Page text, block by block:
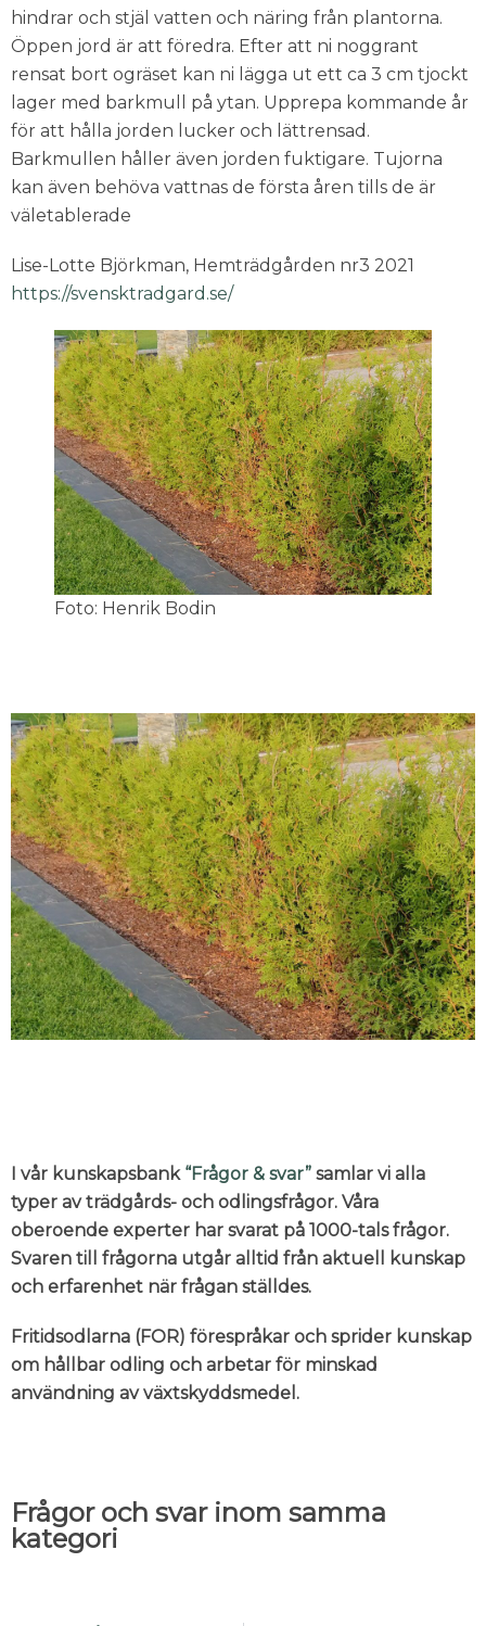
hindrar och stjäl vatten och näring från plantorna.
Öppen jord är att föredra. Efter att ni noggrant
rensat bort ogräset kan ni lägga ut ett ca 3 cm tjockt
lager med barkmull på ytan. Upprepa kommande år
för att hålla jorden lucker och lättrensad.
Barkmullen håller även jorden fuktigare. Tujorna
kan även behöva vattnas de första åren tills de är
väletablerade
Lise-Lotte Björkman, Hemträdgården nr3 2021
https://svensktradgard.se/
Foto: Henrik Bodin
I vår kunskapsbank “Frågor & svar” samlar vi alla
typer av trädgårds- och odlingsfrågor. Våra
oberoende experter har svarat på 1000-tals frågor.
Svaren till frågorna utgår alltid från aktuell kunskap
och erfarenhet när frågan ställdes.
Fritidsodlarna (FOR) förespråkar och sprider kunskap
om hållbar odling och arbetar för minskad
användning av växtskyddsmedel.
Frågor och svar inom samma
kategori